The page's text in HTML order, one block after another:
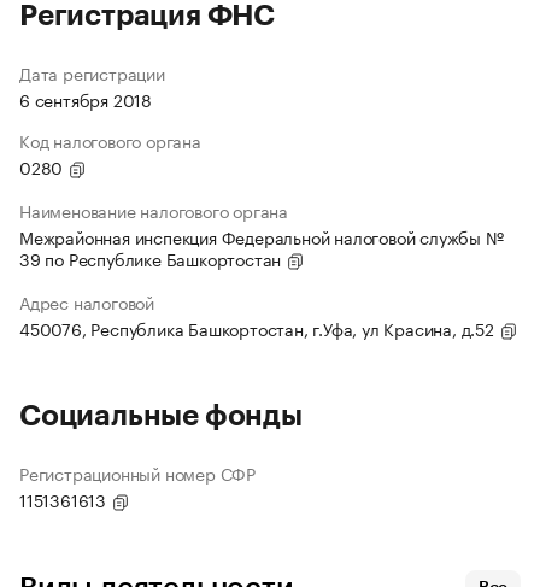
Регистрация ФНС
Дата регистрации
6 сентября 2018
Код налогового органа
0280
Наименование налогового органа
Межрайонная инспекция Федеральной налоговой службы №
39 по Республике Башкортостан
Адрес налоговой
450076, Республика Башкортостан, г.Уфа, ул Красина, д.52
Социальные фонды
Регистрационный номер СФР
1151361613